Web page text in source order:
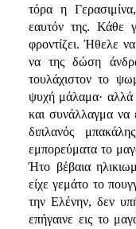
τόρα η
εαυτόν της. Κάθε
φροντίζει. Ήθελε
να της δώση
τουλάχιστον το
ψυχή μάλαμα· αλλά
και συνάλλαγμα
διπλανός
εμπορεύματα το
Ήτο βέβαια
είχε γεμάτο το
την Ελένην, δεν
επήγαινε εις το